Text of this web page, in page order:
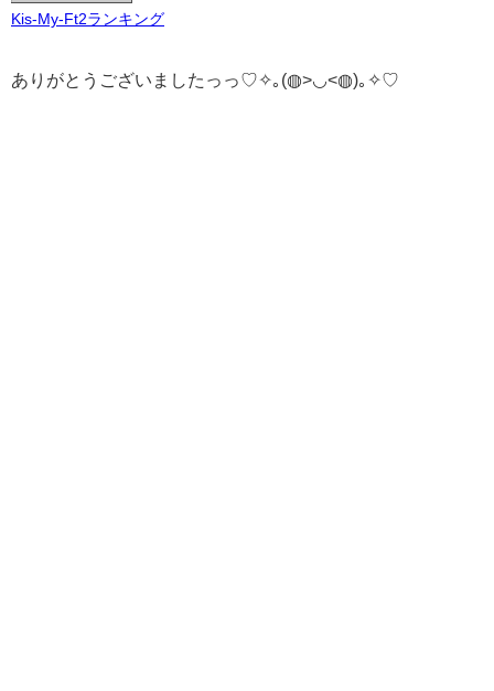
Kis-My-Ft2ランキング
ありがとうございましたっっ♡✧｡(◍>◡<◍)｡✧♡